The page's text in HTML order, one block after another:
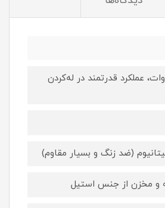
توان موتور: ۱۰۰۰ وات، عملکرد قدرتمند در له‌کردن
(ضد زنگ و بسیار مقاوم)
و مخزن از جنس استیل